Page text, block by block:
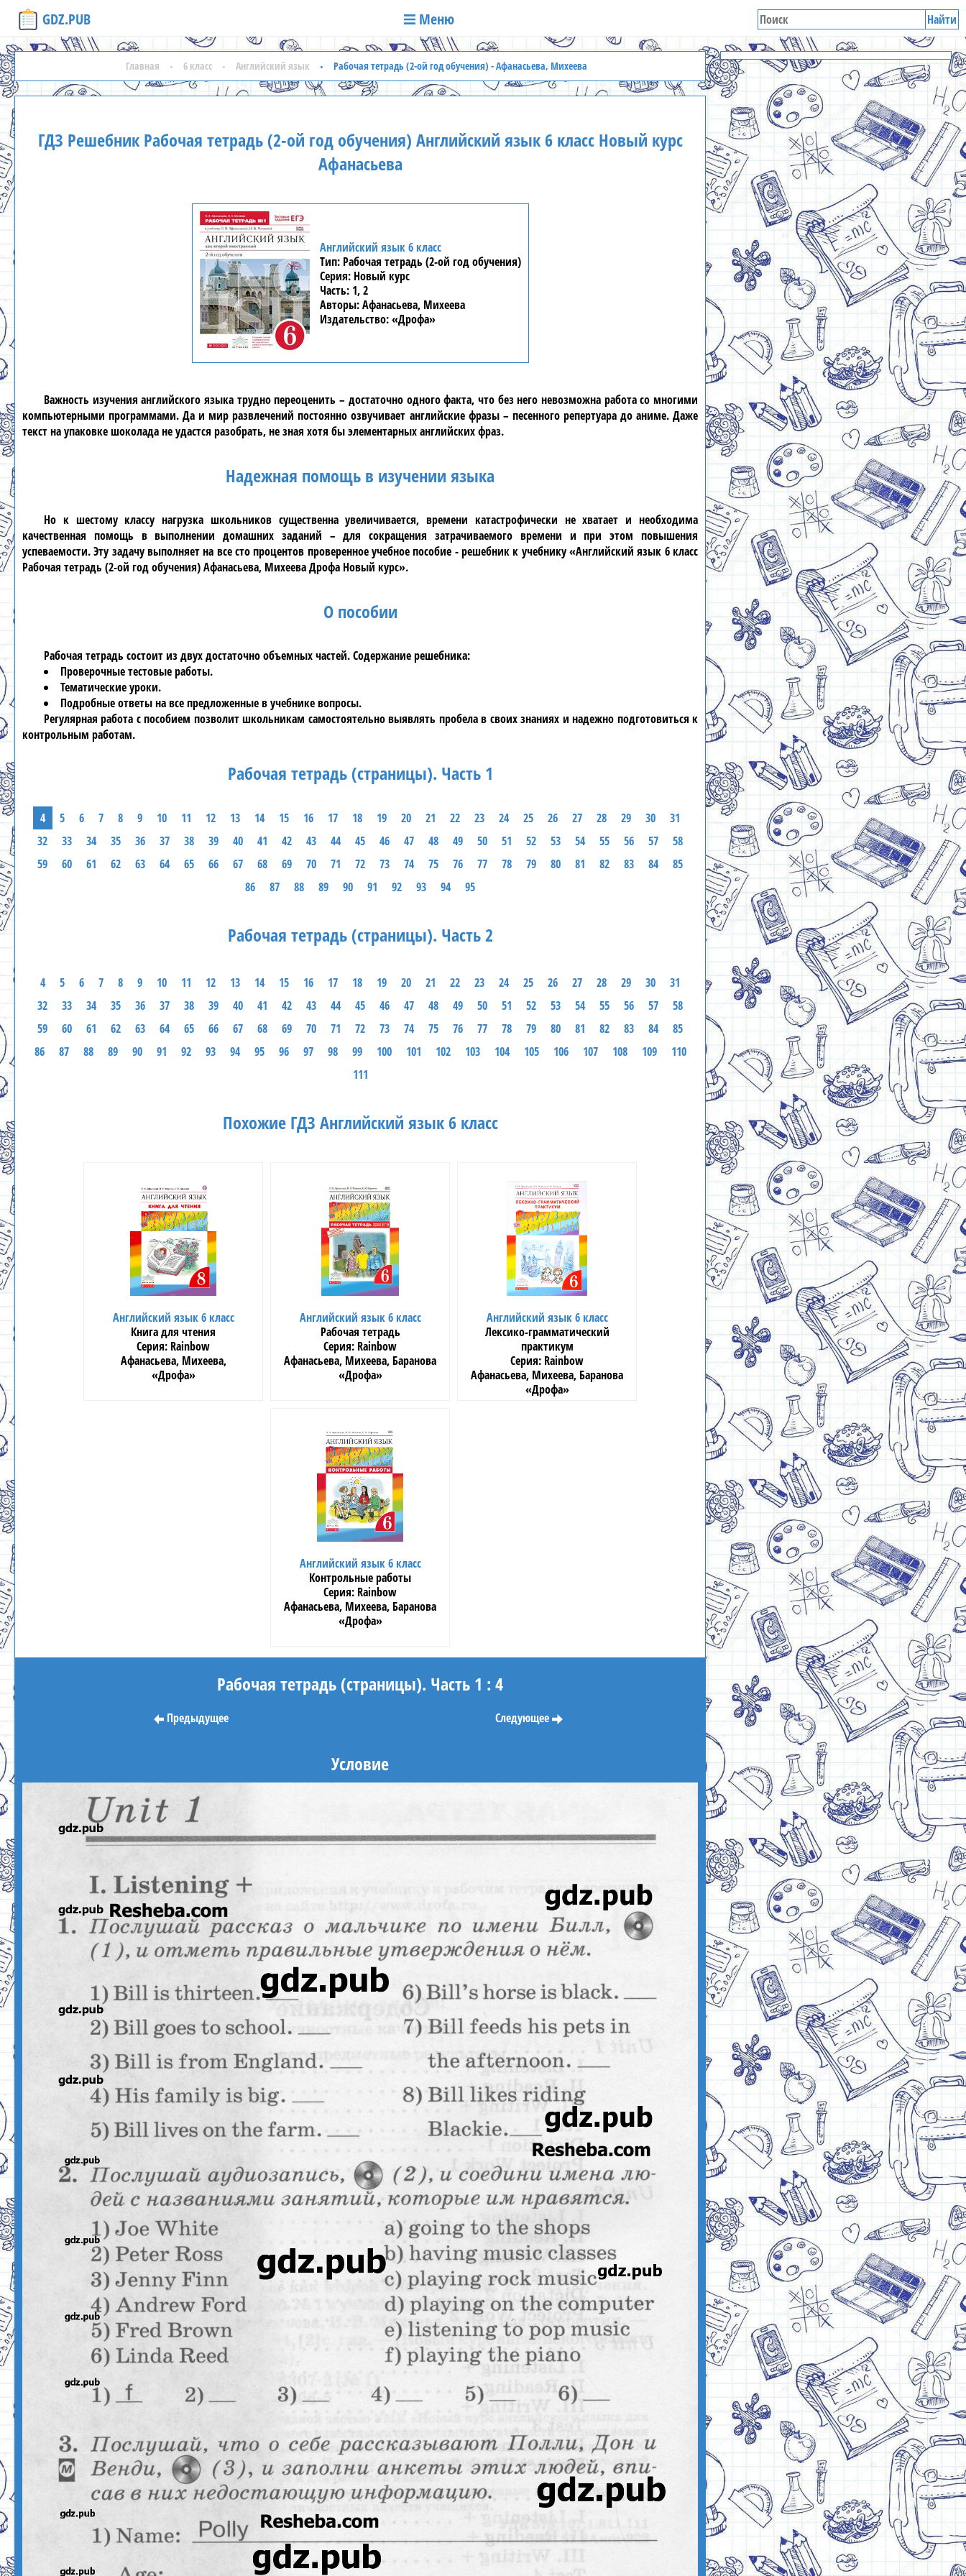
GDZ.PUB Меню Найти
Главная 6 класс Английский язык Рабочая тетрадь (2-ой год обучения) - Афанасьева, Михеева
ГДЗ Решебник Рабочая тетрадь (2-ой год обучения) Английский язык 6 класс Новый курс
Афанасьева
Английский язык 6 класс
Рабочая тетрадь (2-ой год обучения)
Новый курс
1, 2
Афанасьева, Михеева
«Дрофа»
Важность изученияанглийского языка трудно переоценить – достаточно одного факта, что без него невозможна работа со многими
компьютерными программами. Да и мир развлечений постоянно озвучивает английские фразы – песенного репертуара до аниме. Даже
текст на упаковке шоколада не удастся разобрать, не зная хотя бы элементарных английских фраз.
Надежная помощь в изучении языка
Но к шестому классу нагрузка школьников существенна увеличивается, времени катастрофически не хватает и необходима
качественная помощь в выполнении домашних заданий – для сокращения затрачиваемого времени и при этом повышения
успеваемости. Эту задачу выполняет на все сто процентов проверенное учебное пособие - решебник к учебнику«Английский язык 6 класс
Рабочая тетрадь (2-ой год обучения) Афанасьева, Михеева Дрофа Новый курс».
О пособии
Рабочая тетрадь состоит из двух достаточно объемных частей. Содержаниерешебника:
Проверочные тестовые работы.
Тематические уроки.
Подробные ответы на все предложенные в учебнике вопросы.
Регулярная работа с пособием позволит школьникам самостоятельно выявлять пробела в своих знаниях и надежно подготовиться к
контрольным работам.
Рабочая тетрадь (страницы). Часть 1
4 5 6 7 8 9 10 11 12 13 14 15 16 17 18 19 20 21 22 23 24 25 26 27 28 29 30
31
32
33 34 35 36 37 38 39 40 41 42 43 44 45 46 47 48 49 50 51 52 53 54 55 56 57
58
59
60 61 62 63 64 65 66 67 68 69 70 71 72 73 74 75 76 77 78 79 80 81 82 83 84
85
86
87 88 89 90 91 92 93 94 95
Рабочая тетрадь (страницы). Часть 2
4 5 6 7 8 9 10 11 12 13 14 15 16 17 18 19 20 21 22 23 24 25 26 27 28 29 30
31
32
33 34 35 36 37 38 39 40 41 42 43 44 45 46 47 48 49 50 51 52 53 54 55 56 57
58
59
60 61 62 63 64 65 66 67 68 69 70 71 72 73 74 75 76 77 78 79 80 81 82 83 84
85
86
87 88 89 90 91 92 93 94 95 96 97 98 99 100 101 102 103 104 105 106 107 108 109
110
111
Похожие ГДЗ Английский язык 6 класс
Английский язык 6 класс
Книга для чтения
Rainbow
Афанасьева, Михеева,
«Дрофа»
Английский язык 6 класс
Рабочая тетрадь
Rainbow
Афанасьева, Михеева, Баранова
«Дрофа»
Английский язык 6 класс
Лексико-грамматический
практикум
Rainbow
Афанасьева, Михеева, Баранова
«Дрофа»
Английский язык 6 класс
Контрольные работы
Rainbow
Афанасьева, Михеева, Баранова
«Дрофа»
Рабочая тетрадь (страницы). Часть 1 : 4
Предыдущее Следующее
Условие